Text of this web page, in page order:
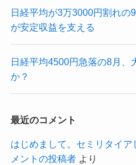
日経平均が3万3000円割れの
が安定収益を支える
日経平均4500円急落の8月、
か？
最近のコメント
はじめまして。セミリタイア
メントの投稿者より